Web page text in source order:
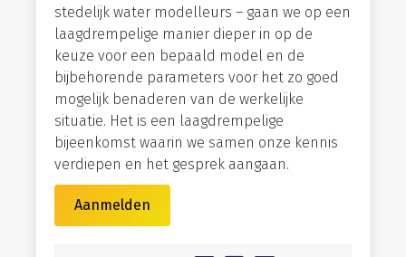
stedelijk water modelleurs – gaan we op een
laagdrempelige manier dieper in op de
keuze voor een bepaald model en de
bijbehorende parameters voor het zo goed
mogelijk benaderen van de werkelijke
situatie. Het is een laagdrempelige
bijeenkomst waarin we samen onze kennis
verdiepen en het gesprek aangaan.
Aanmelden